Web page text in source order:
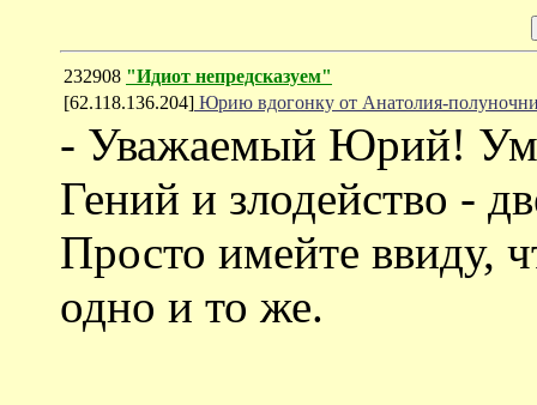
232908 "Идиот непредсказуем"
[62.118.136.204] Юрию вдогонку от Анатолия-
- Уважаемый Юрий!
Гений и злодейство -
Просто имейте ввиду,
одно и то же.